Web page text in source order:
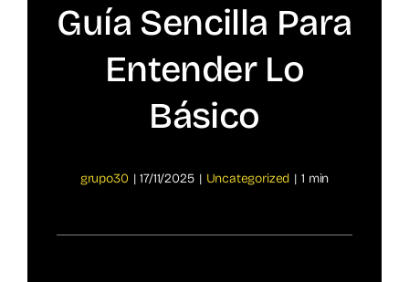
ContratosGuía Sencilla Para
Entender Lo
Básico
grupo30 | 17/11/2025 | Uncategorized | 1 min